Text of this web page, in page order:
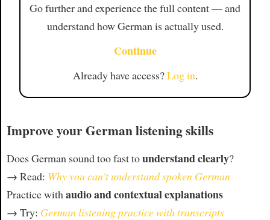
Go further and experience the full content — and
understand how German is actually used.
Continue
Already have access?Log in.
Improve your German listening skills
Does German sound too fast tounderstand clearly?
→ Read: Why you can't understand spoken German
Practice withaudio and contextual explanations
→ Try: German listening practice with transcripts